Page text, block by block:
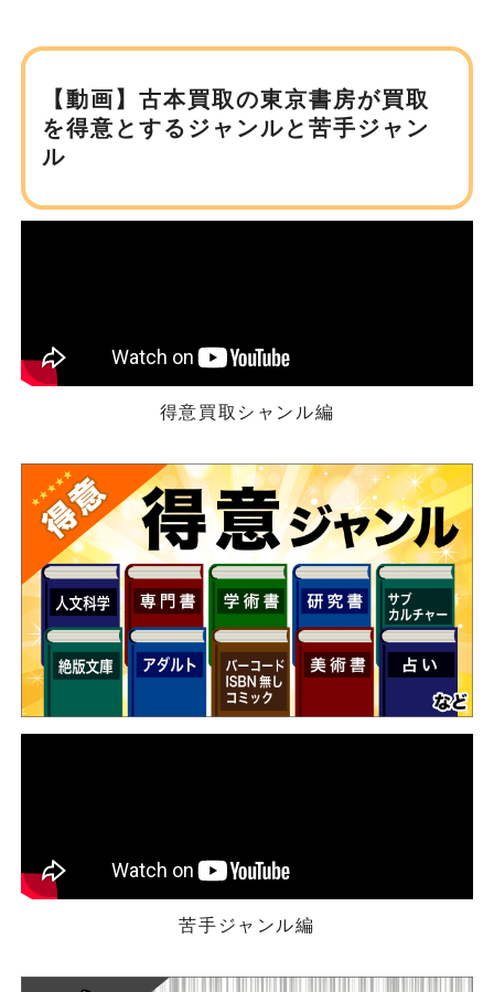
【動画】古本買取の東京書房が買取
を得意とするジャンルと苦手ジャン
ル
得意買取シャンル編
苦手ジャンル編